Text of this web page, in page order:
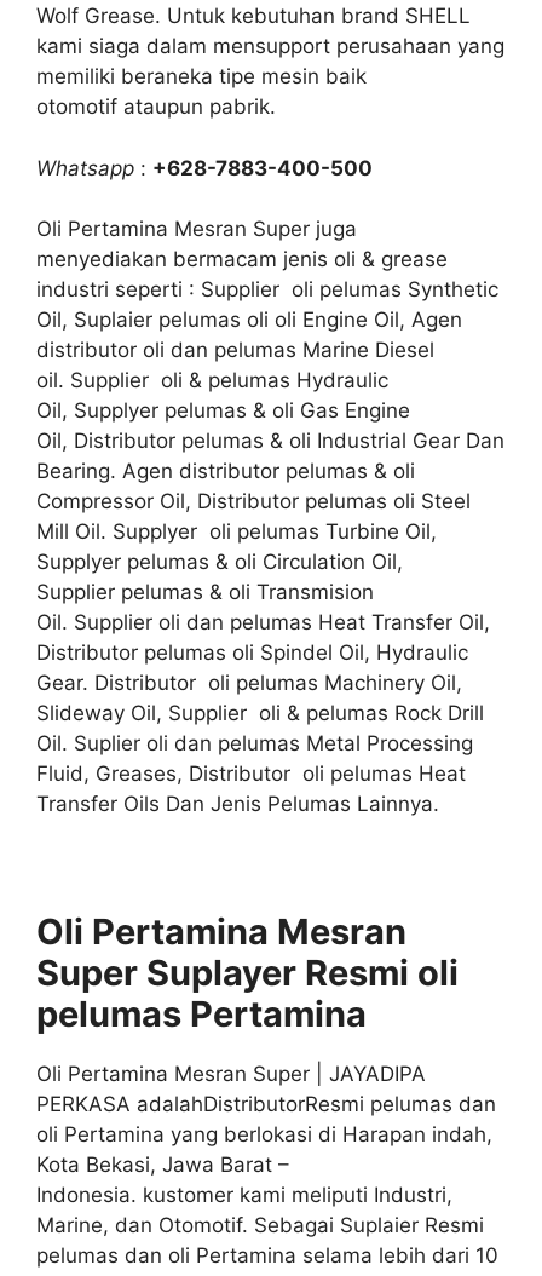
Wolf Grease. Untuk kebutuhan brand SHELL
kami siaga dalam mensupport perusahaan yang
memiliki beraneka tipe mesin baik
otomotif ataupun pabrik.
Whatsapp : +628-7883-400-500
Oli Pertamina Mesran Super juga
menyediakan bermacam jenis oli & grease
industri seperti : Supplier oli pelumas Synthetic
Oil, Suplaier pelumas oli oli Engine Oil, Agen
distributor oli dan pelumas Marine Diesel
oil. Supplier oli & pelumas Hydraulic
Oil, Supplyer pelumas & oli Gas Engine
Oil, Distributor pelumas & oli Industrial Gear Dan
Bearing. Agen distributor pelumas & oli
Compressor Oil, Distributor pelumas oli Steel
Mill Oil. Supplyer oli pelumas Turbine Oil,
Supplyer pelumas & oli Circulation Oil,
Supplier pelumas & oli Transmision
Oil. Supplier oli dan pelumas Heat Transfer Oil,
Distributor pelumas oli Spindel Oil, Hydraulic
Gear. Distributor oli pelumas Machinery Oil,
Slideway Oil, Supplier oli & pelumas Rock Drill
Oil. Suplier oli dan pelumas Metal Processing
Fluid, Greases, Distributor oli pelumas Heat
Transfer Oils Dan Jenis Pelumas Lainnya.
Oli Pertamina Mesran
Super Suplayer Resmi oli
pelumas Pertamina
Oli Pertamina Mesran Super | JAYADIPA
PERKASA adalahDistributorResmi pelumas dan
oli Pertamina yang berlokasi di Harapan indah,
Kota Bekasi, Jawa Barat –
Indonesia. kustomer kami meliputi Industri,
Marine, dan Otomotif. Sebagai Suplaier Resmi
pelumas dan oli Pertamina selama lebih dari 10